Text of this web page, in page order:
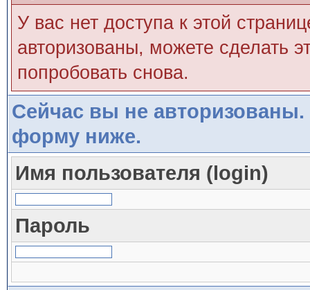
У вас нет доступа к этой
авторизованы, можете сделать
попробовать снова.
Сейчас вы не авторизованы.
форму ниже.
Имя пользователя (login)
Пароль